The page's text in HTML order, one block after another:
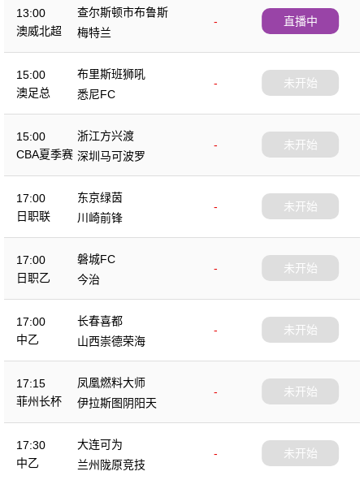
13:00
澳威北超
查尔斯顿市布鲁斯
-
梅特兰
直播中
15:00
澳足总
布里斯班狮吼
-
悉尼FC
未开始
15:00
CBA夏季赛
浙江方兴渡
-
深圳马可波罗
未开始
17:00
日职联
东京绿茵
-
川崎前锋
未开始
17:00
日职乙
磐城FC
-
今治
未开始
17:00
中乙
长春喜都
-
山西崇德荣海
未开始
17:15
菲州长杯
凤凰燃料大师
-
伊拉斯图阴阳天
未开始
17:30
中乙
大连可为
-
兰州陇原竞技
未开始